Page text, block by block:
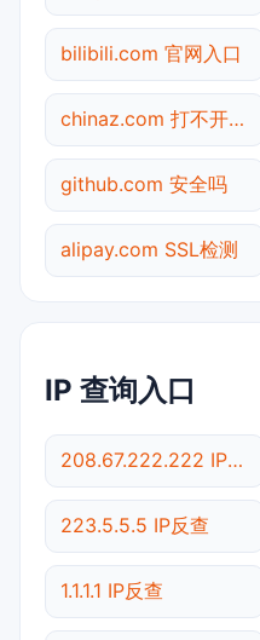
bilibili.com 官网入口
chinaz.com 打不开检测
github.com 安全吗
alipay.com SSL检测
IP 查询入口
208.67.222.222 IP反查
223.5.5.5 IP反查
1.1.1.1 IP反查